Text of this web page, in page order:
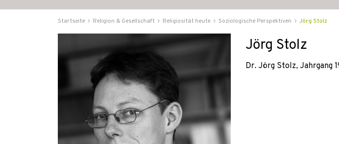
Startseite Religion & Gesellschaft Religiosität heute Soziologische Perspektiven Jörg Stolz
Jörg Stolz
Dr. Jörg Stolz, Jahrgang